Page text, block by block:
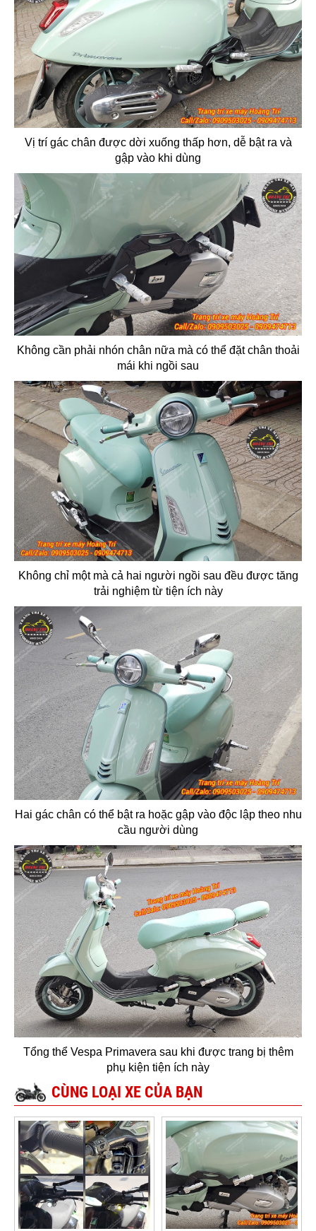
Vị trí gác chân được dời xuống thấp hơn, dễ bật ra và
gập vào khi dùng
Không cần phải nhón chân nữa mà có thể đặt chân thoải
mái khi ngồi sau
Không chỉ một mà cả hai người ngồi sau đều được tăng
trải nghiệm từ tiện ích này
Hai gác chân có thể bật ra hoặc gập vào độc lập theo nhu
cầu người dùng
Tổng thể Vespa Primavera sau khi được trang bị thêm
phụ kiện tiện ích này
CÙNG LOẠI XE CỦA BẠN